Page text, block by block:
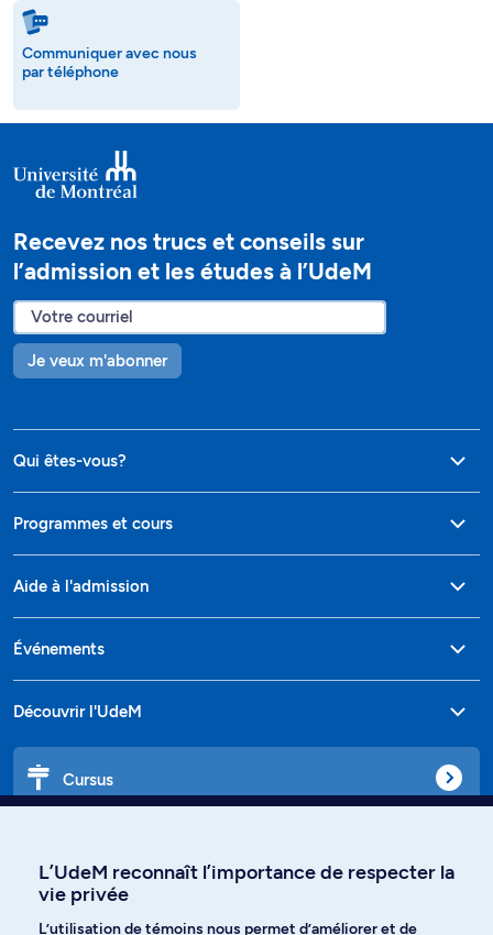
Communiquer avec nous
par téléphone
Recevez nos trucs et conseils sur
l’admission et les études à l’UdeM
Je veux m'abonner
Qui êtes-vous?
Programmes et cours
Aide à l'admission
Événements
Découvrir l'UdeM
Cursus
L’UdeM reconnaît l’importance de respecter la
vie privée
L’utilisation de témoins nous permet d’améliorer et de